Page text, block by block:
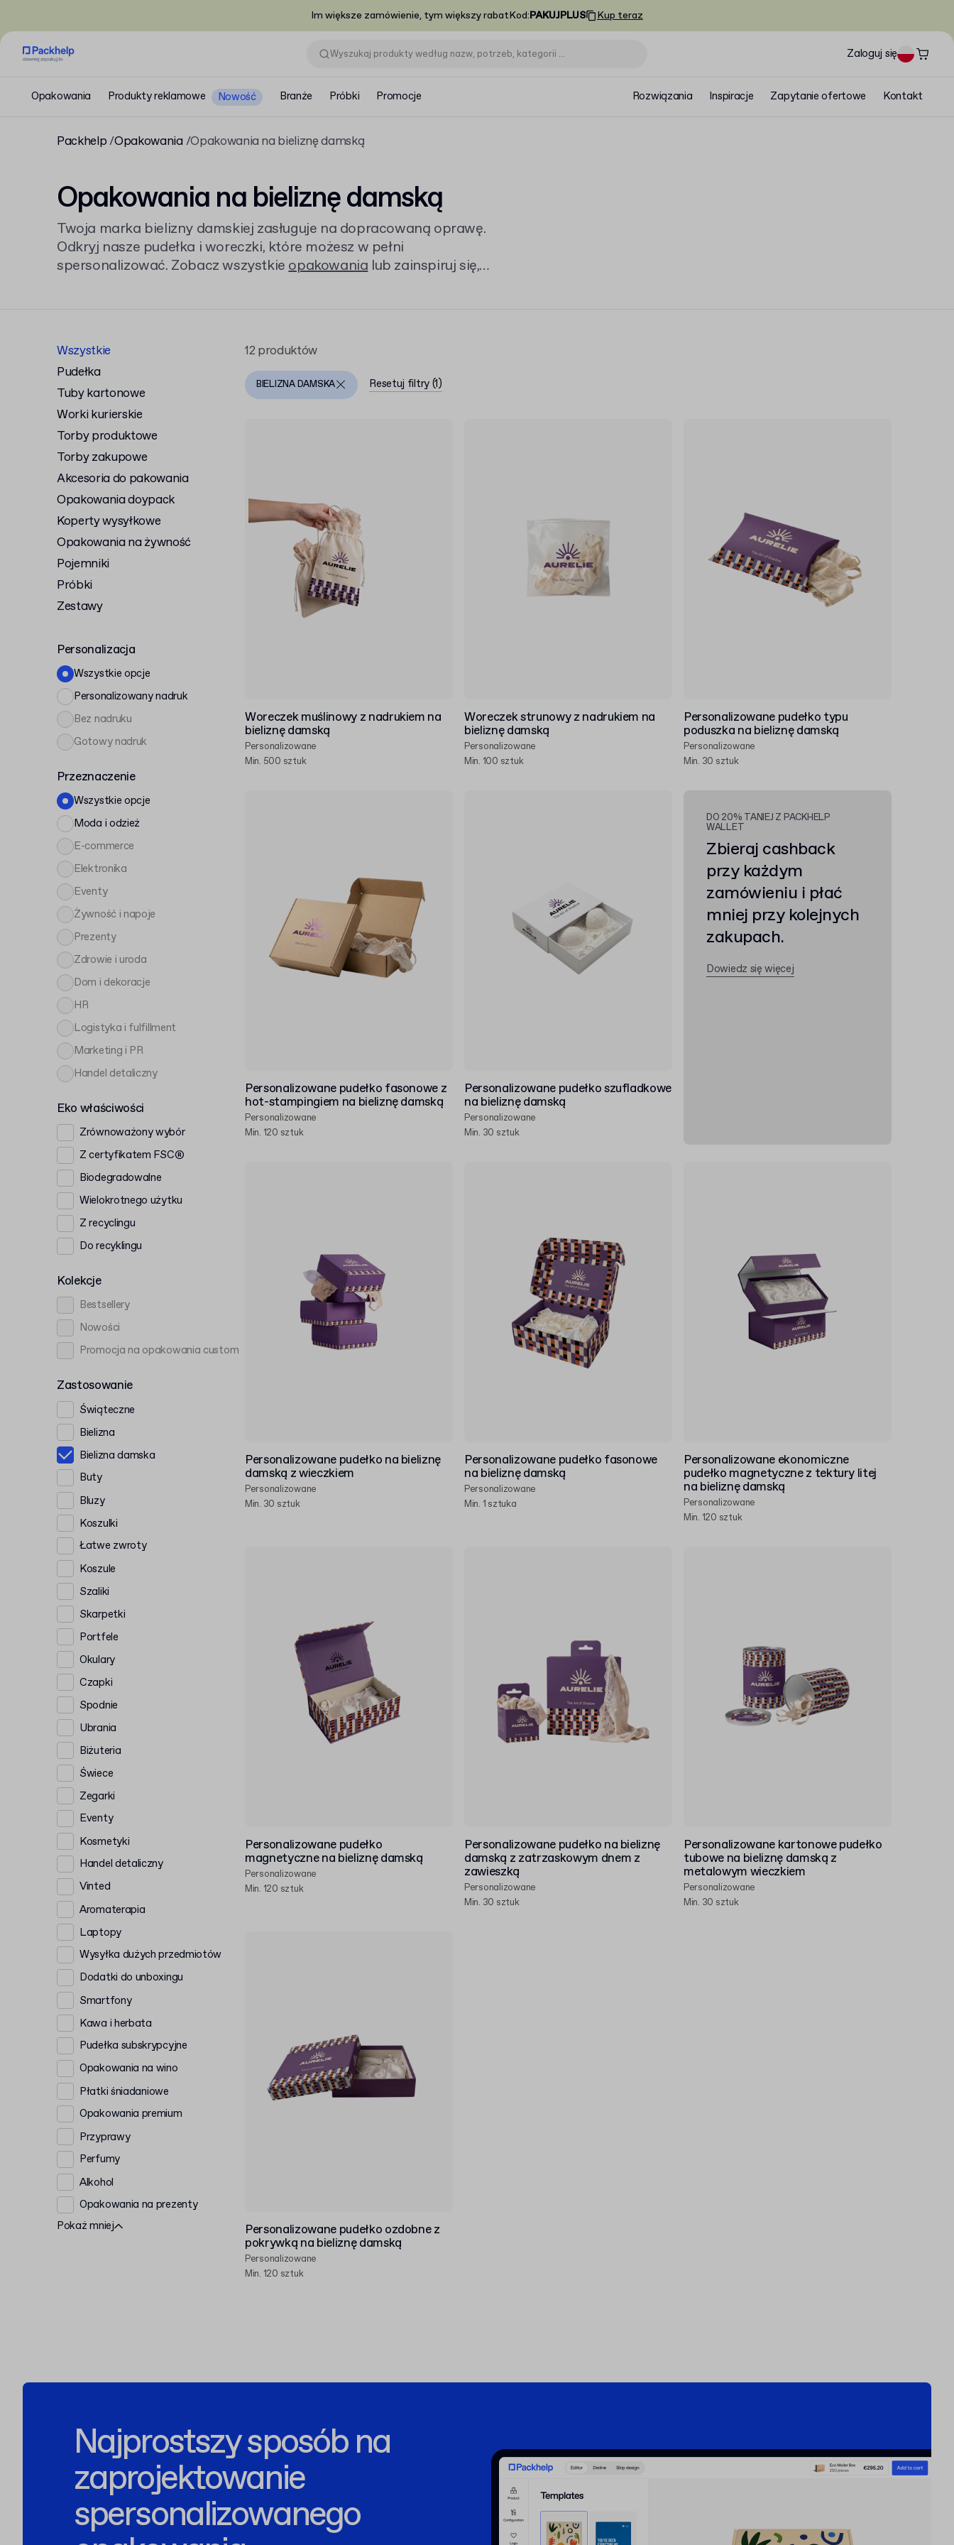
Im większe zamówienie, tym większy rabatKod:PAKUJPLUS Kup teraz
Zaloguj się
Opakowania Produkty reklamowe Nowość Branże Próbki Promocje Rozwiązania Inspiracje Zapytanie ofertowe Kontakt
Packhelp Opakowania Opakowania na bieliznę damską
Opakowania na bieliznę damską
Twoja marka bielizny damskiej zasługuje na dopracowaną oprawę.
Odkryj nasze pudełka i woreczki, które możesz w pełni
spersonalizować. Zobacz wszystkieopakowanialub zainspiruj się,
Wszystkie
Pudełka
Tuby kartonowe
Worki kurierskie
Torby produktowe
Torby zakupowe
Akcesoria do pakowania
Opakowania doypack
Koperty wysyłkowe
Opakowania na żywność
Pojemniki
Próbki
Zestawy
Personalizacja
Wszystkie opcje
Personalizowany nadruk
Bez nadruku
Gotowy nadruk
Przeznaczenie
Wszystkie opcje
Moda i odzież
E-commerce
Elektronika
Eventy
Żywność i napoje
Prezenty
Zdrowie i uroda
Dom i dekoracje
HR
Logistyka i fulfillment
Marketing i PR
Handel detaliczny
Eko właściwości
Zrównoważony wybór
Z certyfikatem FSC®
Biodegradowalne
Wielokrotnego użytku
Z recyclingu
Do recyklingu
Kolekcje
Bestsellery
Nowości
Promocja na opakowania custom
Zastosowanie
Świąteczne
Bielizna
Bielizna damska
Buty
Bluzy
Koszulki
Łatwe zwroty
Koszule
Szaliki
Skarpetki
Portfele
Okulary
Czapki
Spodnie
Ubrania
Biżuteria
Świece
Zegarki
Eventy
Kosmetyki
Handel detaliczny
Vinted
Aromaterapia
Laptopy
Wysyłka dużych przedmiotów
Dodatki do unboxingu
Smartfony
Kawa i herbata
Pudełka subskrypcyjne
Opakowania na wino
Płatki śniadaniowe
Opakowania premium
Przyprawy
Perfumy
Alkohol
Opakowania na prezenty
Pokaż mniej
12 produktów
BIELIZNA DAMSKA Resetuj filtry (1)
Woreczek muślinowy z nadrukiem na
bieliznę damską
Personalizowane
Min. 500 sztuk
Woreczek strunowy z nadrukiem na
bieliznę damską
Personalizowane
Min. 100 sztuk
Personalizowane pudełko typu
poduszka na bieliznę damską
Personalizowane
Min. 30 sztuk
Personalizowane pudełko fasonowe z
hot-stampingiem na bieliznę damską
Personalizowane
Min. 120 sztuk
Personalizowane pudełko szufladkowe
na bieliznę damską
Personalizowane
Min. 30 sztuk
Personalizowane pudełko na bieliznę
damską z wieczkiem
Personalizowane
Min. 30 sztuk
Personalizowane pudełko fasonowe
na bieliznę damską
Personalizowane
Min. 1 sztuka
Personalizowane ekonomiczne
pudełko magnetyczne z tektury litej
na bieliznę damską
Personalizowane
Min. 120 sztuk
Personalizowane pudełko
magnetyczne na bieliznę damską
Personalizowane
Min. 120 sztuk
Personalizowane pudełko na bieliznę
damską z zatrzaskowym dnem z
zawieszką
Personalizowane
Min. 30 sztuk
Personalizowane kartonowe pudełko
tubowe na bieliznę damską z
metalowym wieczkiem
Personalizowane
Min. 30 sztuk
Personalizowane pudełko ozdobne z
pokrywką na bieliznę damską
Personalizowane
Min. 120 sztuk
DO 20% TANIEJ Z PACKHELP
WALLET
Zbieraj cashback
przy każdym
zamówieniu i płać
mniej przy kolejnych
zakupach.
Dowiedz się więcej
Najprostszy sposób na
zaprojektowanie
spersonalizowanego